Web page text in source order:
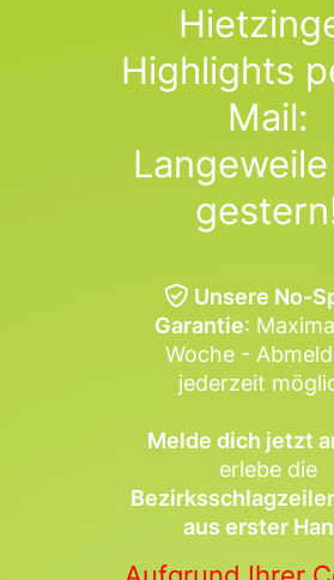
Highlights
Mail:
Unsere No-
Garantie:
Woche -
jederzeit
Melde dich jetzt
erlebe die
aus erster